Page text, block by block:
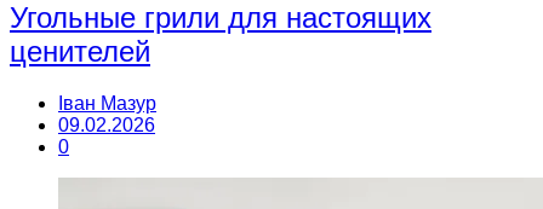
Угольные грили для настоящих
ценителей
Іван Мазур
09.02.2026
0